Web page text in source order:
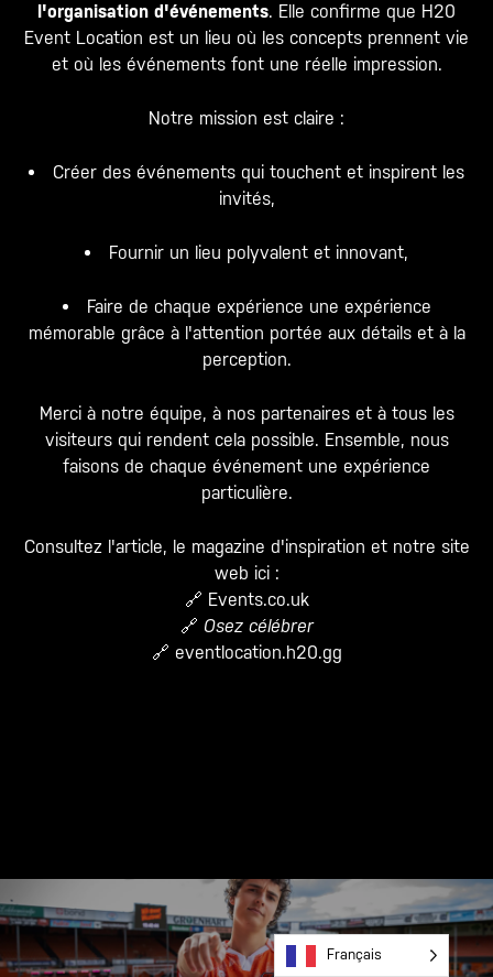
l'organisation d'événements. Elle confirme que H20
Event Location est un lieu où les concepts prennent vie
et où les événements font une réelle impression.
Notre mission est claire :
Créer des événements qui touchent et inspirent les
invités,
Fournir un lieu polyvalent et innovant,
Faire de chaque expérience une expérience
mémorable grâce à l'attention portée aux détails et à la
perception.
Merci à notre équipe, à nos partenaires et à tous les
visiteurs qui rendent cela possible. Ensemble, nous
faisons de chaque événement une expérience
particulière.
Consultez l'article, le magazine d'inspiration et notre site
web ici :
🔗 Events.co.uk
🔗 Osez célébrer
🔗 eventlocation.h20.gg
Français